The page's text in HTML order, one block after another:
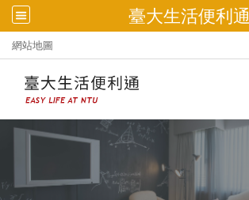
臺大生活便利通
網站地圖